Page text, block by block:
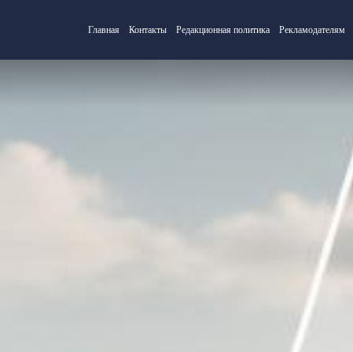
Главная Контакты Редакционная политика Рекламодателям